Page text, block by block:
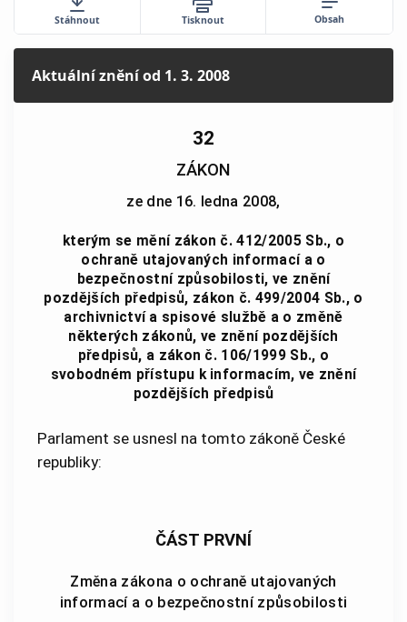
Stáhnout Tisknout Obsah
Aktuální zněníod 1. 3. 2008
32
ZÁKON
ze dne 16. ledna 2008,
kterým se mění zákon č. 412/2005 Sb., o
ochraně utajovaných informací a o
bezpečnostní způsobilosti, ve znění
pozdějších předpisů, zákon č. 499/2004 Sb., o
archivnictví a spisové službě a o změně
některých zákonů, ve znění pozdějších
předpisů, a zákon č. 106/1999 Sb., o
svobodném přístupu k informacím, ve znění
pozdějších předpisů
Parlament se usnesl na tomto zákoně České
republiky:
ČÁST PRVNÍ
Změna zákona o ochraně utajovaných
informací a o bezpečnostní způsobilosti